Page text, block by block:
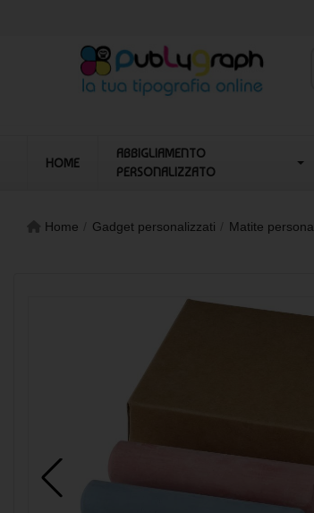
HOME
ABBIGLIAMENTO
PERSONALIZZATO
Home Gadget personalizzati Matite